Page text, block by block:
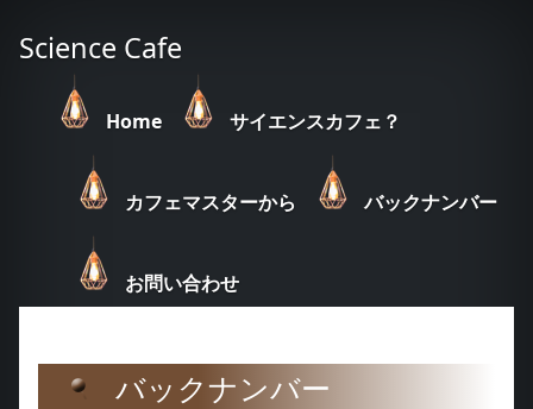
Science Cafe
Home サイエンスカフェ？
カフェマスターから バックナンバー
お問い合わせ
バックナンバー